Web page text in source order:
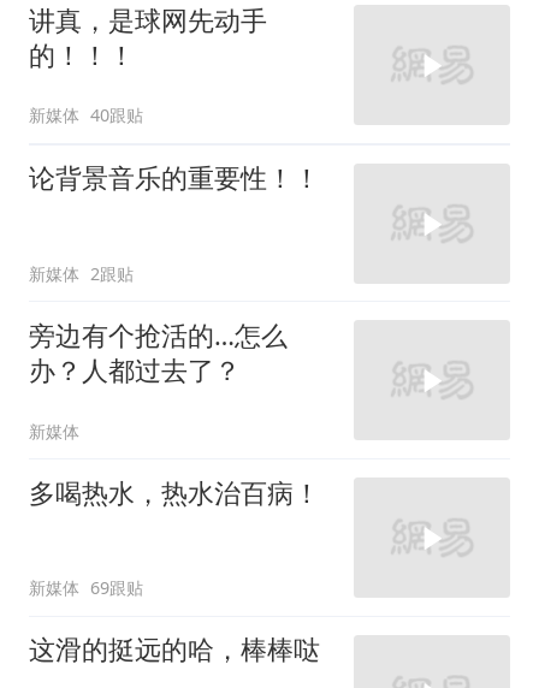
讲真，是球网先动手
的！！！
新媒体 40跟贴
论背景音乐的重要性！！
新媒体 2跟贴
旁边有个抢活的…怎么
办？人都过去了？
新媒体
多喝热水，热水治百病！
新媒体 69跟贴
这滑的挺远的哈，棒棒哒